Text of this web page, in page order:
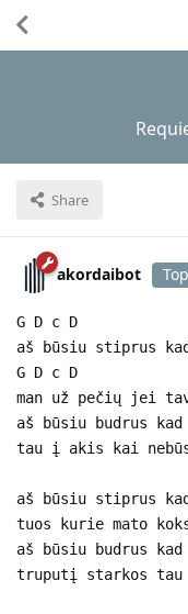
Share
akordaibot
G D c D
aš būsiu stiprus
G D c D
man už pečių jei
aš būsiu budrus
tau į akis kai
aš būsiu stiprus
tuos kurie mato
aš būsiu budrus
truputį starkos tau